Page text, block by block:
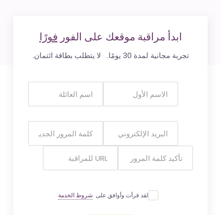
ابدأ مراقبة موقعك على الفورفورًا
تجربة مجانية لمدة 30 يومًا. لا يتطلب بطاقة ائتمان.
لقد قرأت وأوافق علىشروط الخدمة